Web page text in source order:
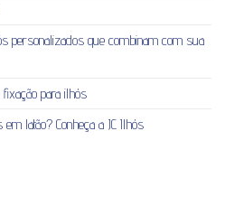
personalizados que combinam com sua
para ilhós
latão? Conheça a JC Ilhós